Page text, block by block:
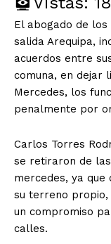
El abogado de los
salida Arequipa,
acuerdos entre
comuna, en dejar
Mercedes, los
penalmente por
Carlos Torres
se retiraron de
mercedes, ya
su terreno propio,
un compromiso
calles.